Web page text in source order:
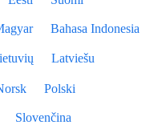
Bahasa Indonesia
Latviešu
Polski
Slovenčina